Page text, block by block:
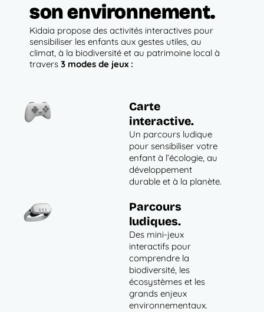
son environnement.
Kidaia propose des activités interactives pour
sensibiliser les enfants aux gestes utiles, au
climat, à la biodiversité et au patrimoine local à
travers 3 modes de jeux :
Carte
interactive.
Un parcours ludique
pour sensibiliser votre
enfant à l’écologie, au
développement
durable et à la planète.
Parcours
ludiques.
Des mini-jeux
interactifs pour
comprendre la
biodiversité, les
écosystèmes et les
grands enjeux
environnementaux.